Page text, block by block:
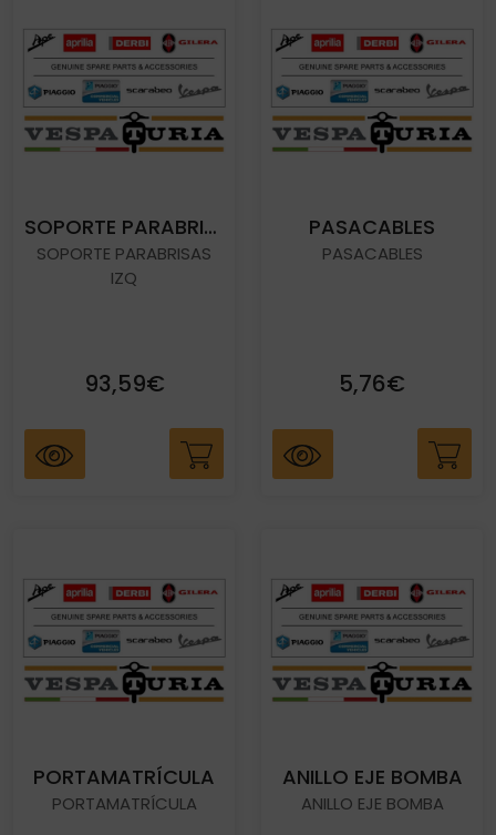
SOPORTE PARABRISAS IZQ
SOPORTE PARABRISAS
IZQ
93,59€
PASACABLES
PASACABLES
5,76€
PORTAMATRÍCULA
PORTAMATRÍCULA
ANILLO EJE BOMBA
ANILLO EJE BOMBA